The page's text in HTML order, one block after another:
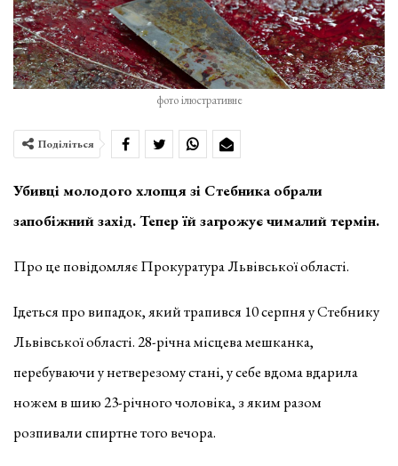
фото ілюстративне
Поділіться
Убивці молодого хлопця зі Стебника обрали
запобіжний захід. Тепер їй загрожує чималий термін.
Про це повідомляє Прокуратура Львівської області.
Ідеться про випадок, який трапився 10 серпня у Стебнику
Львівської області. 28-річна місцева мешканка,
перебуваючи у нетверезому стані, у себе вдома вдарила
ножем в шию 23-річного чоловіка, з яким разом
розпивали спиртне того вечора.